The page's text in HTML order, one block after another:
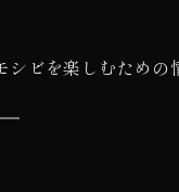
ビを楽しむための